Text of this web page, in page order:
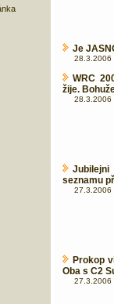
Je
28.3.2006
WRC
žije.
28.3.2006
seznamu
27.3.2006
Prokop
Oba s C2
27.3.2006